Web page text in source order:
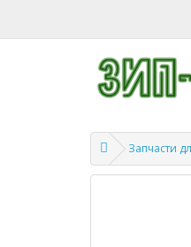
Запчасти